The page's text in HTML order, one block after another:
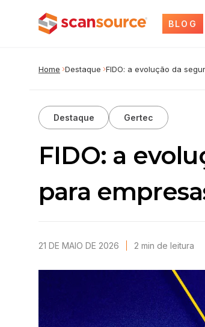
BLOG
Home Destaque FIDO: a evolução da
Destaque Gertec
FIDO: a
para
21 DE MAIO DE 2026 2 min de leitura